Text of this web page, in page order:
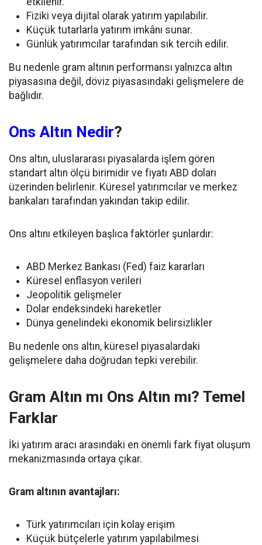
Fiziki veya dijital olarak yatırım yapılabilir.
Küçük tutarlarla yatırım imkânı sunar.
Günlük yatırımcılar tarafından sık tercih edilir.
Bu nedenle gram altının performansı yalnızca altın
piyasasına değil, döviz piyasasındaki gelişmelere de
bağlıdır.
Ons Altın Nedir?
Ons altın, uluslararası piyasalarda işlem gören
standart altın ölçü birimidir ve fiyatı ABD doları
üzerinden belirlenir. Küresel yatırımcılar ve merkez
bankaları tarafından yakından takip edilir.
Ons altını etkileyen başlıca faktörler şunlardır:
ABD Merkez Bankası (Fed) faiz kararları
Küresel enflasyon verileri
Jeopolitik gelişmeler
Dolar endeksindeki hareketler
Dünya genelindeki ekonomik belirsizlikler
Bu nedenle ons altın, küresel piyasalardaki
gelişmelere daha doğrudan tepki verebilir.
Gram Altın mı Ons Altın mı? Temel
Farklar
İki yatırım aracı arasındaki en önemli fark fiyat oluşum
mekanizmasında ortaya çıkar.
Gram altının avantajları:
Türk yatırımcıları için kolay erişim
Küçük bütçelerle yatırım yapılabilmesi